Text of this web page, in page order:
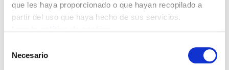
que les haya proporcionado o que hayan recopilado a
partir del uso que haya hecho de sus servicios.
Necesario
POLÍTICA DE COOKIES
CANAL DE INFORMACIÓN
POLÍTICA DE PRIVACIDAD
MAPA DEL SITIO
ACCESIBILIDAD
Barrainkua 13 - 48009 Bilbo -